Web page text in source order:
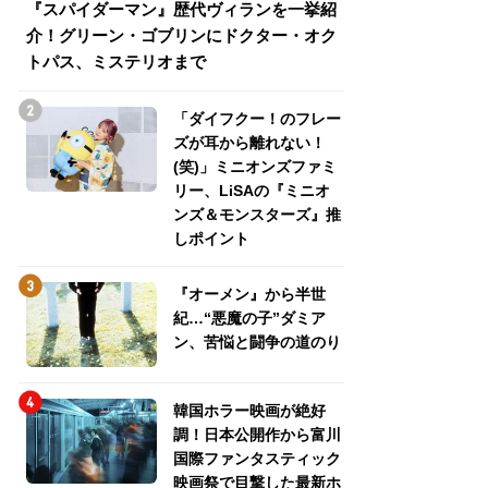
『スパイダーマン』歴代ヴィランを一挙紹
介！グリーン・ゴブリンにドクター・オク
トパス、ミステリオまで
「ダイフクー！のフレー
ズが耳から離れない！
(笑)」ミニオンズファミ
リー、LiSAの『ミニオ
ンズ＆モンスターズ』推
しポイント
『オーメン』から半世
紀…“悪魔の子”ダミア
ン、苦悩と闘争の道のり
韓国ホラー映画が絶好
調！日本公開作から富川
国際ファンタスティック
映画祭で目撃した最新ホ